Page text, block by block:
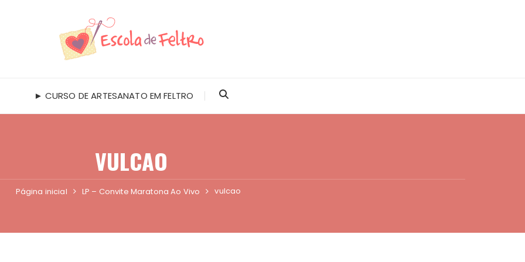
► CURSO DE ARTESANATO EM FELTRO
VULCAO
Página inicial LP – Convite Maratona Ao Vivo vulcao